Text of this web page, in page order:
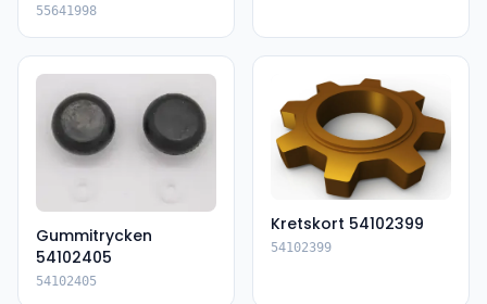
55641998
Gummitrycken
54102405
54102405
Kretskort 54102399
54102399